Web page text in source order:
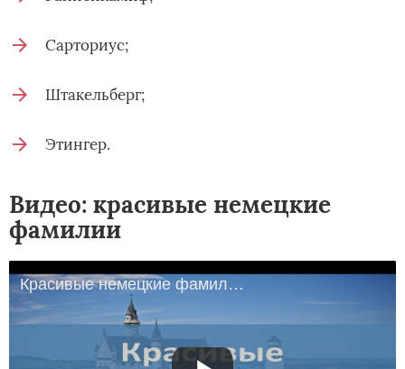
Сарториус;
Штакельберг;
Этингер.
Видео: красивые немецкие
фамилии
Красивые немецкие фамилии | Beautiful German Surnames